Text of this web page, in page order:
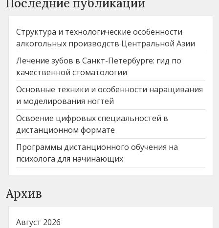
Структура и технологические особенности
алкогольных производств Центральной Азии
Лечение зубов в Санкт-Петербурге: гид по
качественной стоматологии
Основные техники и особенности наращивания
и моделирования ногтей
Освоение цифровых специальностей в
дистанционном формате
Программы дистанционного обучения на
психолога для начинающих
Архив
Август 2026